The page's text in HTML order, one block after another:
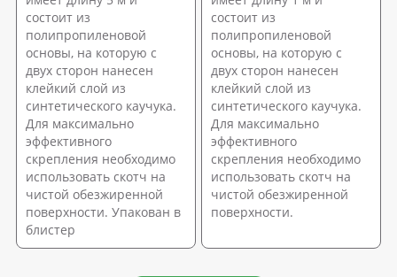
состоит из
полипропиленовой
основы, на которую с
двух сторон нанесен
клейкий слой из
синтетического каучука.
Для максимально
эффективного
скрепления необходимо
использовать скотч на
чистой обезжиренной
поверхности. Упакован в
блистер
состоит из
полипропиленовой
основы, на которую с
двух сторон нанесен
клейкий слой из
синтетического каучука.
Для максимально
эффективного
скрепления необходимо
использовать скотч на
чистой обезжиренной
поверхности.